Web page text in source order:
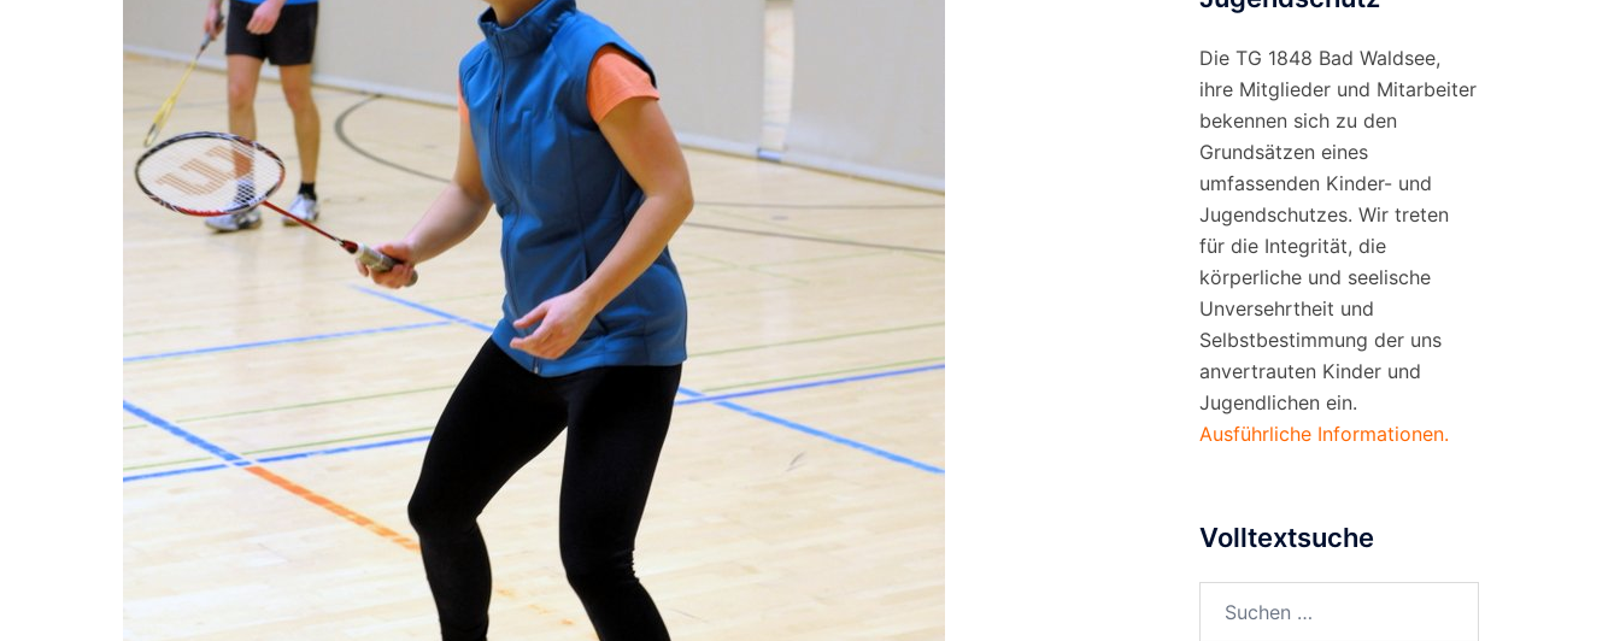
Die TG 1848 Bad Waldsee,
ihre Mitglieder und Mitarbeiter
bekennen sich zu den
Grundsätzen eines
umfassenden Kinder- und
Jugendschutzes. Wir treten
für die Integrität, die
körperliche und seelische
Unversehrtheit und
Selbstbestimmung der uns
anvertrauten Kinder und
Jugendlichen ein.
Ausführliche Informationen.
Volltextsuche
nach: